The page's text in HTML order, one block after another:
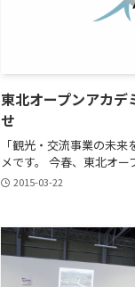
東北オープンアカデ
せ
「観光・交流事業の未
メです。 今春、東北オー
2015-03-22